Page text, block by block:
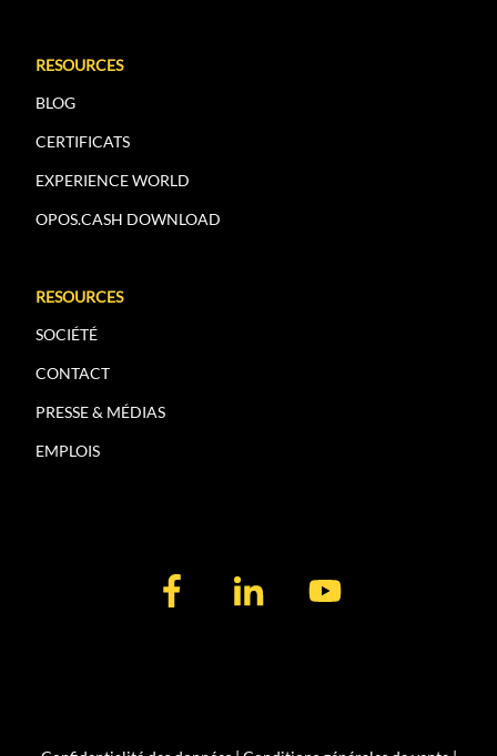
RESOURCES
BLOG
CERTIFICATS
EXPERIENCE WORLD
OPOS.CASH DOWNLOAD
RESOURCES
SOCIÉTÉ
CONTACT
PRESSE & MÉDIAS
EMPLOIS